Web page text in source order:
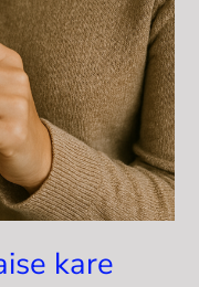
kare